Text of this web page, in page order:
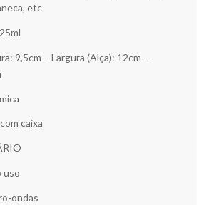
etc
9,5cm – Largura (Alça): 12cm –
caixa
uso
ondas